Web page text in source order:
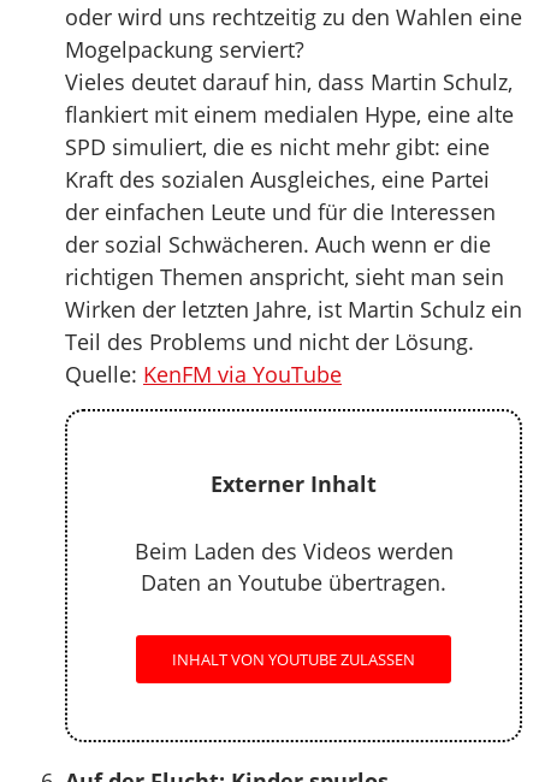
oder wird uns rechtzeitig zu den Wahlen eine
Mogelpackung serviert?
Vieles deutet darauf hin, dass Martin Schulz,
flankiert mit einem medialen Hype, eine alte
SPD simuliert, die es nicht mehr gibt: eine
Kraft des sozialen Ausgleiches, eine Partei
der einfachen Leute und für die Interessen
der sozial Schwächeren. Auch wenn er die
richtigen Themen anspricht, sieht man sein
Wirken der letzten Jahre, ist Martin Schulz ein
Teil des Problems und nicht der Lösung.
Quelle: KenFM via YouTube
Externer Inhalt
Beim Laden des Videos werden
Daten an Youtube übertragen.
INHALT VON YOUTUBE ZULASSEN